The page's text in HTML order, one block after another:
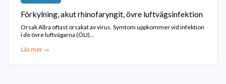
Förkylning, akut rhinofaryngit, övre luftvägsinfektion
Orsak Allra oftast orsakat av virus. Symtom uppkommer vid infektion
i de övre luftvägarna (ÖLI)...
Läs mer →